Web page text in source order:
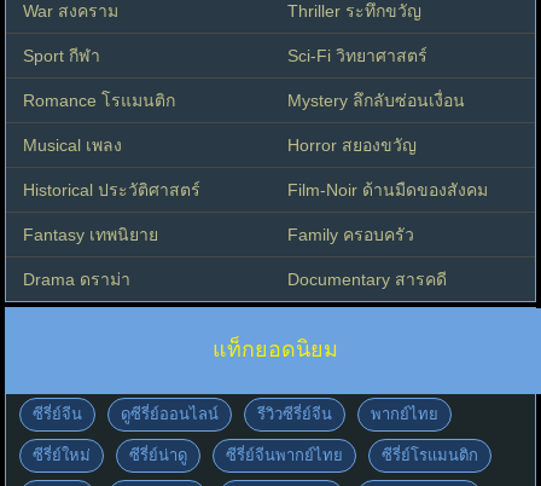
War สงคราม Thriller ระทึกขวัญ
Sport กีฬา Sci-Fi วิทยาศาสตร์
Romance โรแมนติก Mystery ลึกลับซ่อนเงื่อน
Musical เพลง Horror สยองขวัญ
Historical ประวัติศาสตร์ Film-Noir ด้านมืดของสังคม
Fantasy เทพนิยาย Family ครอบครัว
Drama ดราม่า Documentary สารคดี
แท็กยอดนิยม
ซีรี่ย์จีน ดูซีรี่ย์ออนไลน์ รีวิวซีรี่ย์จีน พากย์ไทย
ซีรี่ย์ใหม่ ซีรี่ย์น่าดู ซีรี่ย์จีนพากย์ไทย ซีรี่ย์โรแมนติก